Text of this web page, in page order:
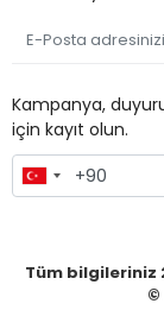
Kampanya,
için kayıt olun.
Tüm bilgileriniz
©